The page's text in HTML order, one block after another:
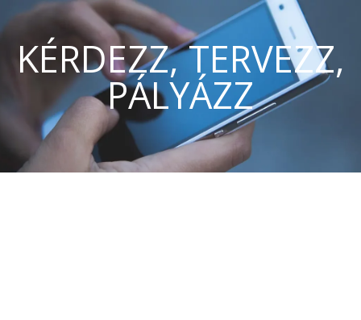
KÉRDEZZ, TERVEZZ,
PÁLYÁZZ